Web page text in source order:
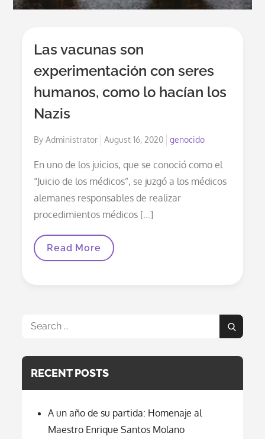
Las vacunas son
experimentación con seres
humanos, como lo hacían los
Nazis
ByAdministrator
Posted
August 16, 2020 genocido
En uno de los juicios, que se conoció como el
“Juicio de los médicos”, se juzgó a los médicos
alemanes responsables de realizar
procedimientos médicos […]
Las
Lo
Nazis
Read More
Search
Search
RECENT POSTS
A un año de su partida: Homenaje al
Maestro Enrique Santos Molano